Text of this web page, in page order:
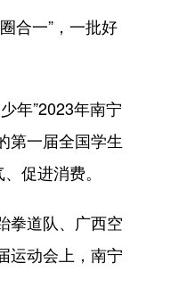
合一”，一批好
年”2023年南宁
第一届全国学生
促进消费。
拳道队、广西空
运动会上，南宁